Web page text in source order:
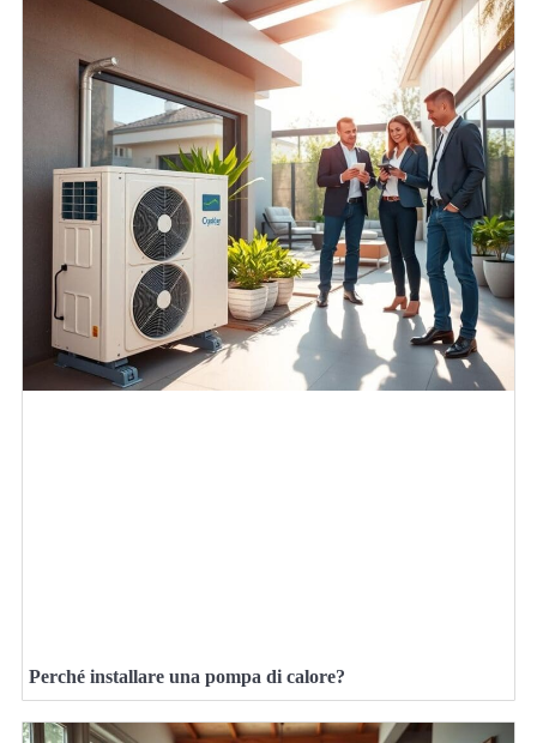
Perché installare una pompa di calore?